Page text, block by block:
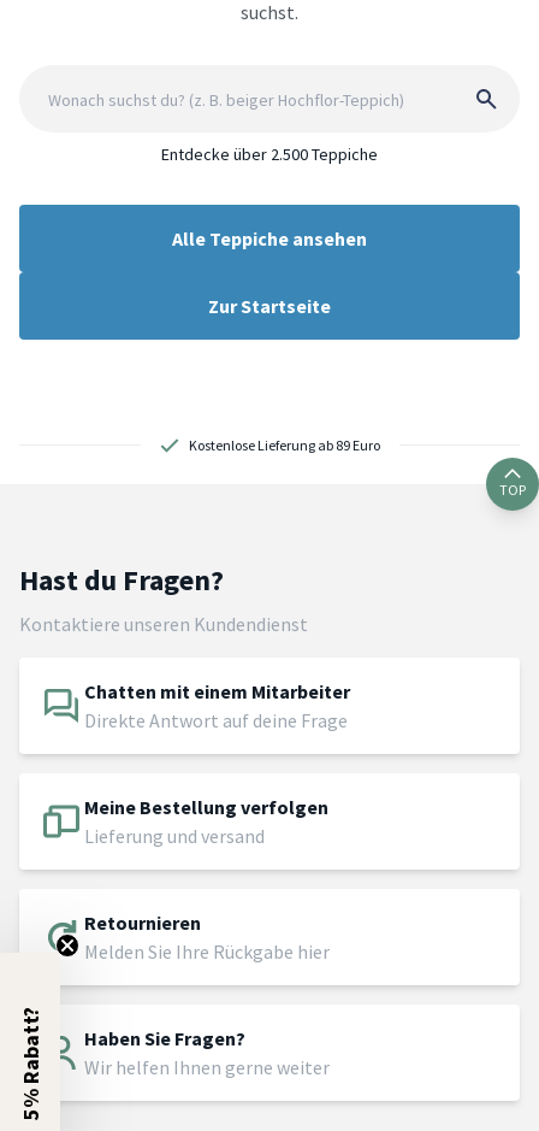
suchst.
Entdecke über 2.500 Teppiche
Alle Teppiche ansehen
Zur Startseite
Kostenlose Lieferung ab 89 Euro
TOP
Hast du Fragen?
Kontaktiere unseren Kundendienst
Chatten mit einem Mitarbeiter
Direkte Antwort auf deine Frage
Meine Bestellung verfolgen
Lieferung und versand
Retournieren
Melden Sie Ihre Rückgabe hier
Haben Sie Fragen?
Wir helfen Ihnen gerne weiter
5% Rabatt?